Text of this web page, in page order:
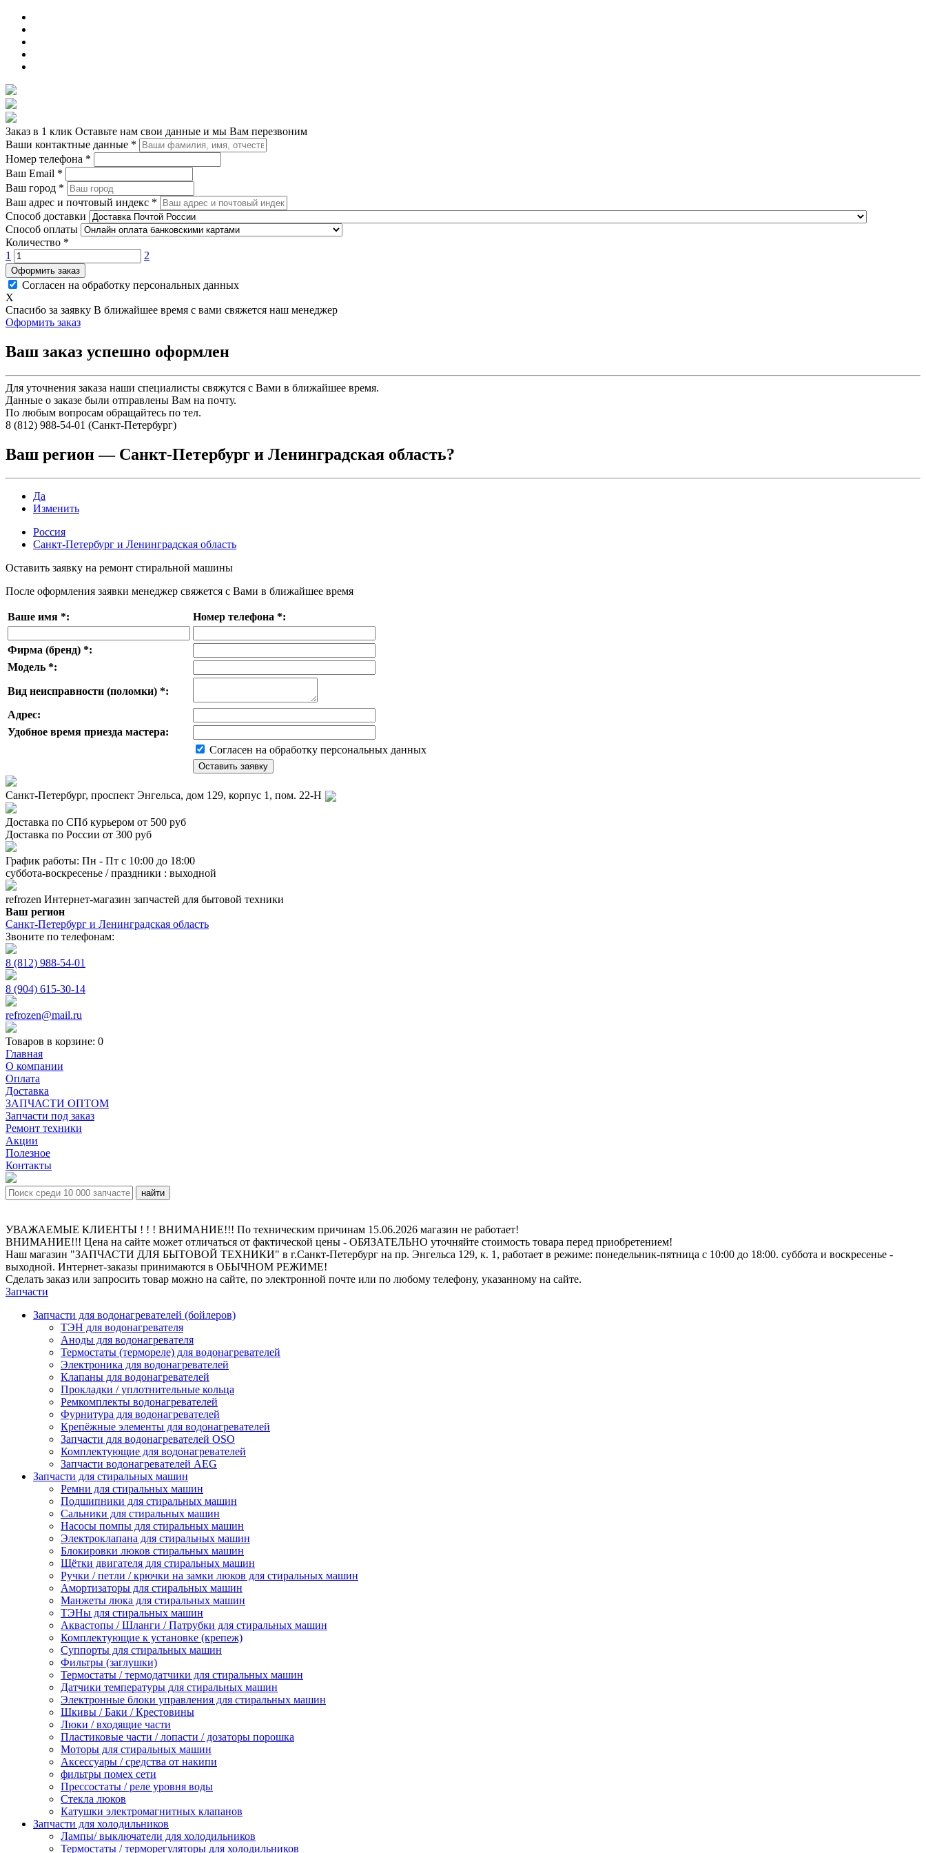
Заказ в 1 клик Оставьте нам свои данные и мы Вам перезвоним
Ваши контактные данные *
Номер телефона *
Ваш Email *
Ваш город *
Ваш адрес и почтовый индекс *
Способ доставки
Способ оплаты
Количество *
1
2
Оформить заказ
Согласен на обработку персональных данных
X
Спасибо за заявку В ближайшее время с вами свяжется наш менеджер
Оформить заказ
Ваш заказ успешно оформлен
Для уточнения заказа наши специалисты свяжутся с Вами в ближайшее время.
Данные о заказе были отправлены Вам на почту.
По любым вопросам обращайтесь по тел.
8 (812) 988-54-01 (Санкт-Петербург)
Ваш регион — Санкт-Петербург и Ленинградская область?
Да
Изменить
Россия
Санкт-Петербург и Ленинградская область
Оставить заявку на ремонт стиральной машины
После оформления заявки менеджер свяжется с Вами в ближайшее время
Ваше имя *: Номер телефона *:
Фирма (бренд) *:
Модель *:
Вид неисправности (поломки) *:
Адрес:
Удобное время приезда мастера:
Согласен на обработку персональных данных
Санкт-Петербург, проспект Энгельса, дом 129, корпус 1, пом. 22-Н
Доставка по СПб курьером от 500 руб
Доставка по России от 300 руб
График работы: Пн - Пт с 10:00 до 18:00
суббота-воскресенье / праздники : выходной
refrozen Интернет-магазин запчастей для бытовой техники
Ваш регион
Санкт-Петербург и Ленинградская область
Звоните по телефонам:
8 (812) 988-54-01
8 (904) 615-30-14
refrozen@mail.ru
Товаров в корзине: 0
Главная
О компании
Оплата
Доставка
ЗАПЧАСТИ ОПТОМ
Запчасти под заказ
Ремонт техники
Акции
Полезное
Контакты
УВАЖАЕМЫЕ КЛИЕНТЫ ! ! ! ВНИМАНИЕ!!! По техническим причинам 15.06.2026 магазин не работает!
ВНИМАНИЕ!!! Цена на сайте может отличаться от фактической цены - ОБЯЗАТЕЛЬНО уточняйте стоимость товара перед приобретением!
Наш магазин "ЗАПЧАСТИ ДЛЯ БЫТОВОЙ ТЕХНИКИ" в г.Санкт-Петербург на пр. Энгельса 129, к. 1, работает в режиме: понедельник-пятница с 10:00 до 18:00. суббота и воскресенье -
выходной. Интернет-заказы принимаются в ОБЫЧНОМ РЕЖИМЕ!
Сделать заказ или запросить товар можно на сайте, по электронной почте или по любому телефону, указанному на сайте.
Запчасти
Запчасти для водонагревателей (бойлеров)
ТЭН для водонагревателя
Аноды для водонагревателя
Термостаты (термореле) для водонагревателей
Электроника для водонагревателей
Клапаны для водонагревателей
Прокладки / уплотнительные кольца
Ремкомплекты водонагревателей
Фурнитура для водонагревателей
Крепёжные элементы для водонагревателей
Запчасти для водонагревателей OSO
Комплектующие для водонагревателей
Запчасти водонагревателей AEG
Запчасти для стиральных машин
Ремни для стиральных машин
Подшипники для стиральных машин
Сальники для стиральных машин
Насосы помпы для стиральных машин
Электроклапана для стиральных машин
Блокировки люков стиральных машин
Щётки двигателя для стиральных машин
Ручки / петли / крючки на замки люков для стиральных машин
Амортизаторы для стиральных машин
Манжеты люка для стиральных машин
ТЭНы для стиральных машин
Аквастопы / Шланги / Патрубки для стиральных машин
Комплектующие к установке (крепеж)
Суппорты для стиральных машин
Фильтры (заглушки)
Термостаты / термодатчики для стиральных машин
Датчики температуры для стиральных машин
Электронные блоки управления для стиральных машин
Шкивы / Баки / Крестовины
Люки / входящие части
Пластиковые части / лопасти / дозаторы порошка
Моторы для стиральных машин
Аксессуары / средства от накипи
фильтры помех сети
Прессостаты / реле уровня воды
Стекла люков
Катушки электромагнитных клапанов
Запчасти для холодильников
Лампы/ выключатели для холодильников
Термостаты / терморегуляторы для холодильников